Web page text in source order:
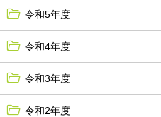
令和5年度
令和4年度
令和3年度
令和2年度